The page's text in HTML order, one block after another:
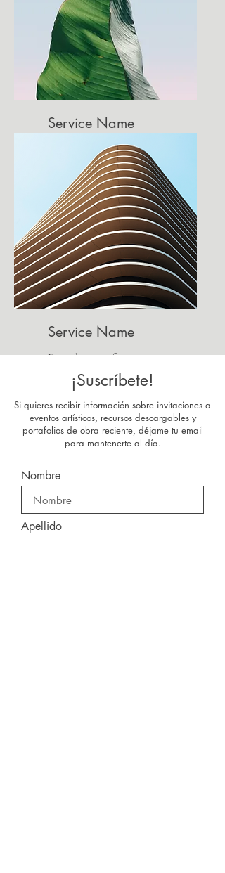
Service Name
Describe one of your services
Service Name
Describe one of your services
¡Suscríbete!
Si quieres recibir información sobre invitaciones a
eventos artísticos, recursos descargables y
portafolios de obra reciente, déjame tu email
para mantenerte al día.
Nombre
Apellido